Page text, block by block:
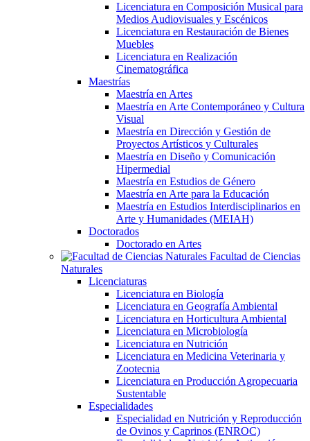
Licenciatura en Composición Musical para
Medios Audiovisuales y Escénicos
Licenciatura en Restauración de Bienes
Muebles
Licenciatura en Realización
Cinematográfica
Maestrías
Maestría en Artes
Maestría en Arte Contemporáneo y Cultura
Visual
Maestría en Dirección y Gestión de
Proyectos Artísticos y Culturales
Maestría en Diseño y Comunicación
Hipermedial
Maestría en Estudios de Género
Maestría en Arte para la Educación
Maestría en Estudios Interdisciplinarios en
Arte y Humanidades (MEIAH)
Doctorados
Doctorado en Artes
Facultad de Ciencias
Naturales
Licenciaturas
Licenciatura en Biología
Licenciatura en Geografía Ambiental
Licenciatura en Horticultura Ambiental
Licenciatura en Microbiología
Licenciatura en Nutrición
Licenciatura en Medicina Veterinaria y
Zootecnia
Licenciatura en Producción Agropecuaria
Sustentable
Especialidades
Especialidad en Nutrición y Reproducción
de Ovinos y Caprinos (ENROC)